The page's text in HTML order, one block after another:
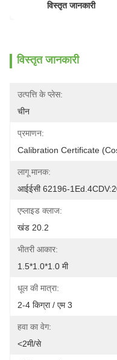
विस्तृत जानकारी
विस्तृत जानकारी
उत्पत्ति के प्लेस:
चीन
प्रमाणन:
Calibration Certificate
लागू मानक:
आईईसी 62196-
एप्लाइड क्लाज:
खंड 20.2
भीतरी आकार:
1.5*1.0*1.0 मी
धूल की मात्रा:
2-4 किग्रा / एम 3
हवा का वेग:
<2मी/से